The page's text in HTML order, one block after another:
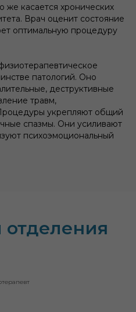
же касается хронических
Врач оценит состояние
оптимальную процедуру
патологий. Оно
деструктивные
травм,
укрепляют общий
спазмы. Они усиливают
психоэмоциональный